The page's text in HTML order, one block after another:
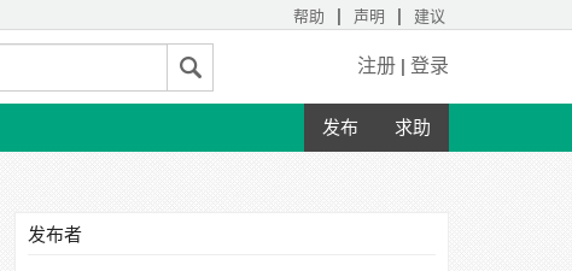
帮助 | 声明 | 建议
注册 | 登录
发布 求助
发布者